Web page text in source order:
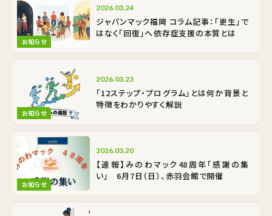
お知らせ
2026.03.24
ジャパンマック福岡 コラム記事：「更生」で
はなく「回復」へ――依存症支援の本質とは
お知らせ
2026.03.23
「12ステップ・プログラム」とは何か――背景と
特徴をわかりやすく解説
お知らせ
2026.03.20
【速報】みのわマック48周年「感謝の集
い」 6月7日（日）、赤羽会館で開催